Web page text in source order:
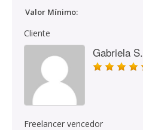
Valor Mínimo:
Cliente
Gabriela S.
Freelancer vencedor